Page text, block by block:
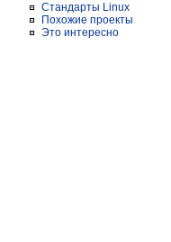
Стандарты Linux
Похожие проекты
Это интересно